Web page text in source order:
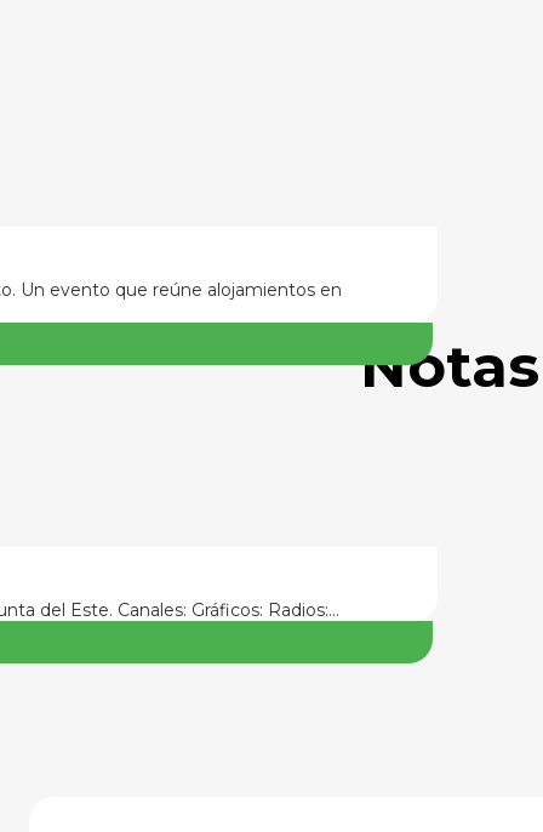
Notas
Un evento que reúne alojamientos en
del Este. Canales: Gráficos: Radios:…